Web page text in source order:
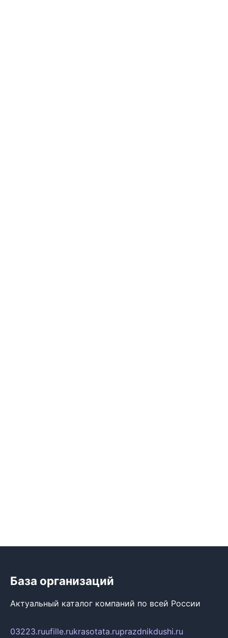
База организаций
Актуальный каталог компаний по всей России
03223.ruufille.rukrasotata.ruprazdnikdushi.ru